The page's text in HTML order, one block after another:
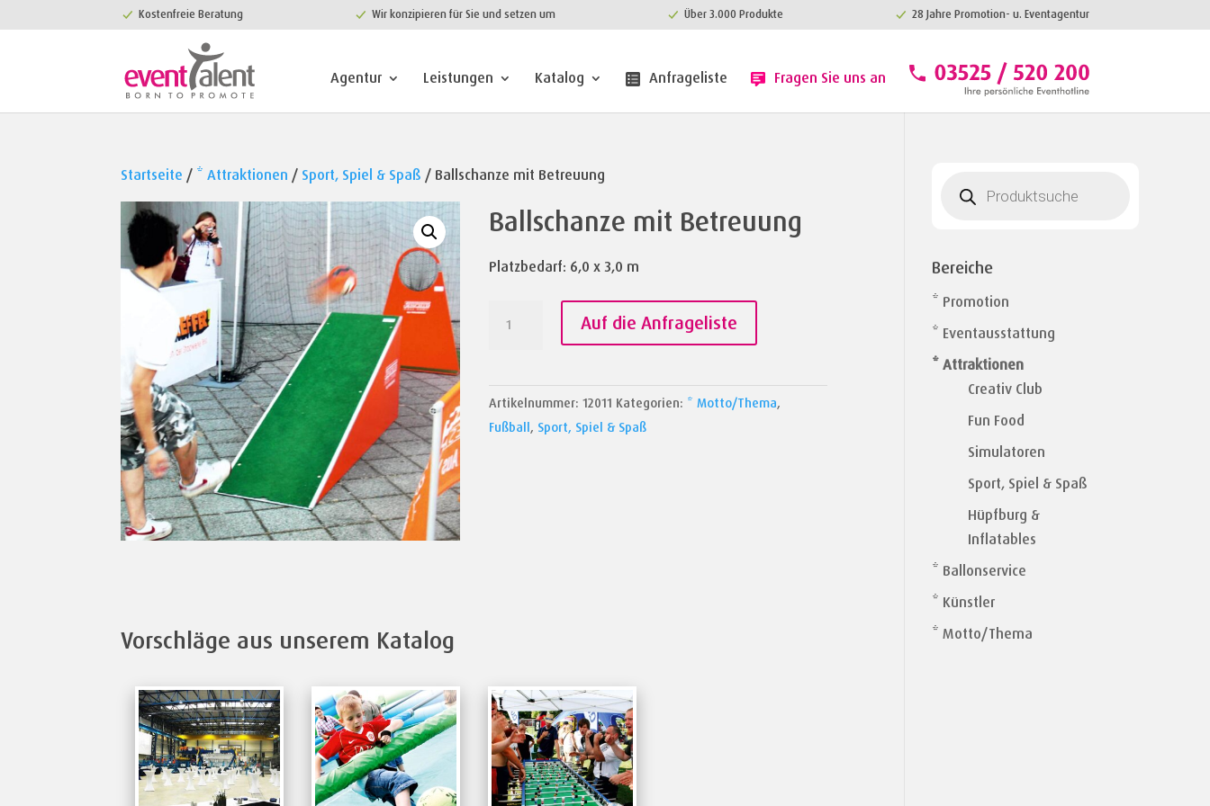
Kostenfreie Beratung Wir konzipieren für Sie und setzen um Über 3.000 Produkte 28 Jahre Promotion- u. Eventagentur
Agentur Leistungen Katalog Anfrageliste Fragen Sie uns an
Startseite / * Attraktionen / Sport, Spiel & Spaß / Ballschanze mit Betreuung
Ballschanze mit Betreuung
Platzbedarf: 6,0 x 3,0 m
Menge
Auf die Anfrageliste
Artikelnummer: 12011 Kategorien: * Motto/Thema,
Fußball, Sport, Spiel & Spaß
Vorschläge aus unserem Katalog
search
Bereiche
* Promotion
* Eventausstattung
* Attraktionen
Creativ Club
Fun Food
Simulatoren
Sport, Spiel & Spaß
Hüpfburg &
Inflatables
* Ballonservice
* Künstler
* Motto/Thema